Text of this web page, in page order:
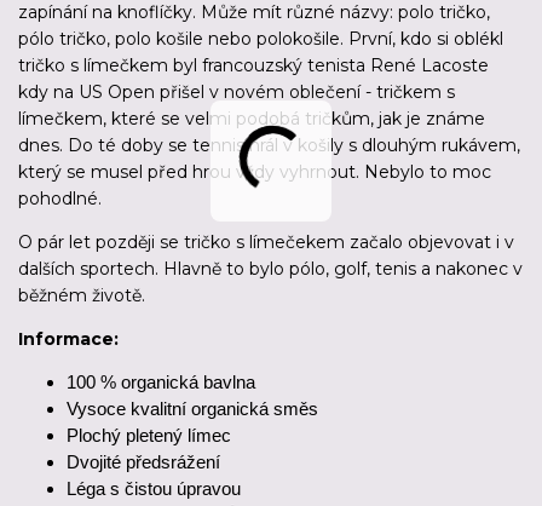
zapínání na knoflíčky. Může mít různé názvy: polo tričko,
pólo tričko, polo košile nebo polokošile. První, kdo si oblékl
tričko s límečkem byl francouzský tenista René Lacoste
kdy na US Open přišel v novém oblečení - tričkem s
límečkem, které se velmi podobá tričkům, jak je známe
dnes. Do té doby se tennis hrál v košily s dlouhým rukávem,
který se musel před hrou vždy vyhrnout. Nebylo to moc
pohodlné.
O pár let později se tričko s límečekem začalo objevovat i v
dalších sportech. Hlavně to bylo pólo, golf, tenis a nakonec v
běžném životě.
Informace:
100 % organická bavlna
Vysoce kvalitní organická směs
Plochý pletený límec
Dvojité předsrážení
Léga s čistou úpravou